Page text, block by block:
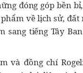
đóng góp bền
về lịch sử, đất
sang tiếng Tây
và đồng chí